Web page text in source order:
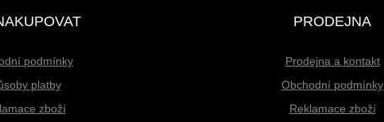
podmínky
platby
zboží
PRODEJNA
Prodejna a kontakt
Obchodní podmínky
Reklamace zboží